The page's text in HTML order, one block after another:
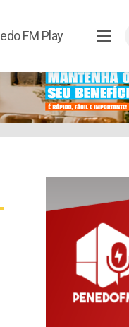
FM Play